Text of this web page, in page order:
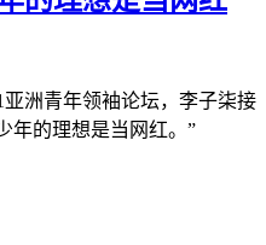
亚洲青年领袖论坛，李子柒接
年的理想是当网红。”